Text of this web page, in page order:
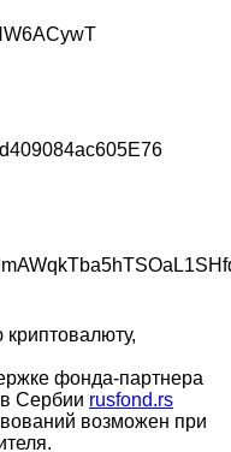
криптовалюту,
фонда-партнера
Сербии rusfond.rs
возможен при